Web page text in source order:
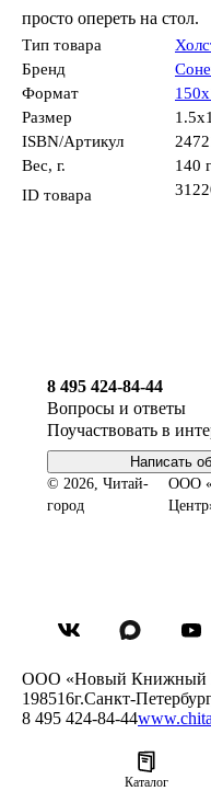
Каталог
просто опереть на стол.
Тип товара
Бренд
Формат
Размер
ISBN/Артикул
Вес, г.
140 г
ID товара
8 495 424-84-44
Вопросы и ответы
Поучаствовать в
Написать
© 2026, Читай-
город
ООО
ООО «Новый Книжный
198516г.Санкт-
8 495 424-84-44